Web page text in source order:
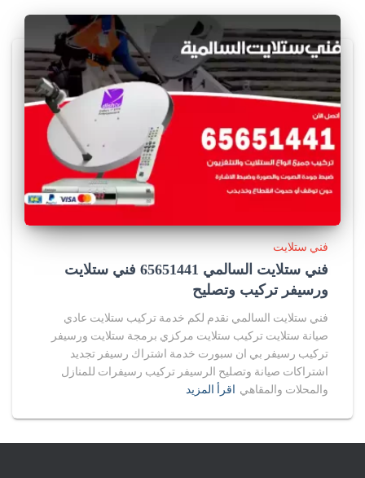
فني ستلايت
فني ستلايت السالمي 65651441 فني ستلايت
ورسيفر تركيب وتصليح
فني ستلايت السالمي نقدم لكم خدمة تركيب ستلايت عادي
صيانة ستلايت تركيب ستلايت مركزي برمجة ستلايت ورسيفر
تركيب رسيفر بي ان سبورت خدمة اشتراك رسيفر تجديد
اشتراكات صيانة وتصليح الرسيفر تركيب رسيفرات للمنازل
والمحلات والمقاهي اقرأ المزيد